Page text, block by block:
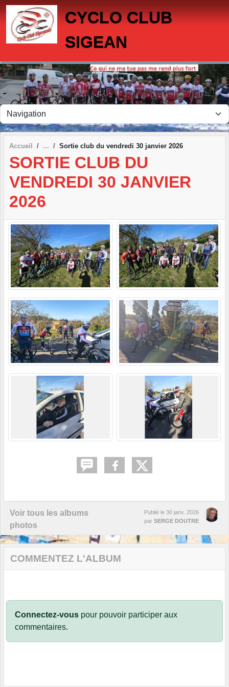
CYCLO CLUB
SIGEAN
Accueil Sortie club du vendredi 30 janvier 2026
SORTIE CLUB DU
VENDREDI 30 JANVIER
2026
Voir tous les albums
photos
Publié le 30 janv. 2026
par SERGE DOUTRE
COMMENTEZ L'ALBUM
Connectez-vous pour pouvoir participer aux
commentaires.
Panneau de gestion des cookies